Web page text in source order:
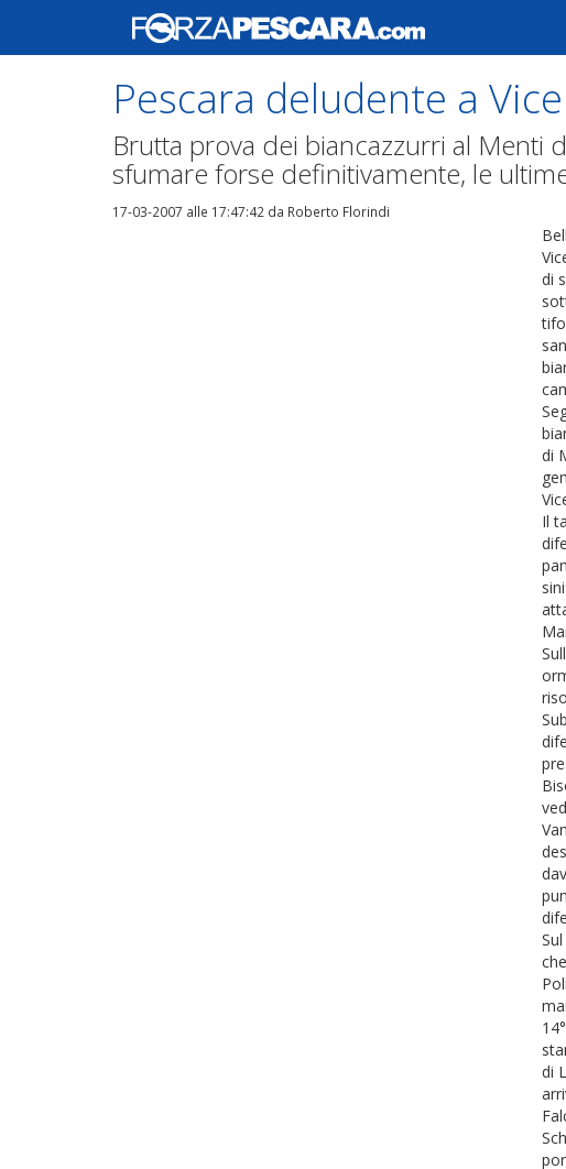
Pescara deludente a
Brutta prova dei biancazzurri al Menti
sfumare forse definitivamente, le
17-03-2007 alle 17:47:42 da Roberto Florindi
di
di
Il
di